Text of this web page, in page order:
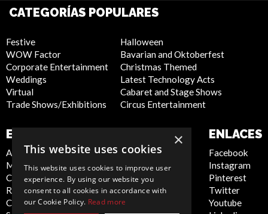
CATEGORÍAS POPULARES
Festive
WOW Factor
Corporate Entertainment
Weddings
Virtual
Trade Shows/Exhibitions
Halloween
Bavarian and Oktoberfest
Christmas Themed
Latest Technology Acts
Cabaret and Stage Shows
Circus Entertainment
EMPRESA
About Us
Meet the Team
Contact Us
Report Abuse
Compliance Statement -
SITIO WEB
Privacy Policy
Cookie Policy
Artist Sign Up
Terms and
ENLACES
Facebook
Instagram
Pinterest
Twitter
Youtube
×
This website uses cookies
This website uses cookies to improve user
experience. By using our website you
consent to all cookies in accordance with
our Cookie Policy. Read more